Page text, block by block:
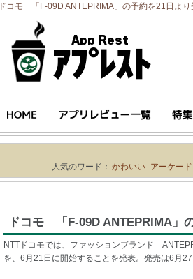
ドコモ 「F-09D ANTEPRIMA」の予約を21日よ
人気のワード： かわいい アーケード
ドコモ 「F-09D ANTEPRIMA」
NTTドコモでは、ファッションブランド「
を、6月21日に開始することを発表。発売は6月